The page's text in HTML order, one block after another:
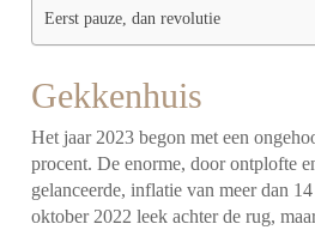
Eerst pauze, dan revolutie
Gekkenhuis
Het jaar 2023 begon met een
procent. De enorme, door ontplofte
gelanceerde, inflatie van meer dan
oktober 2022 leek achter de rug,